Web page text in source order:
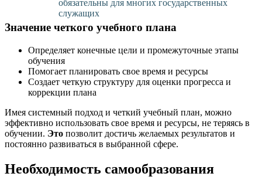
обязательны для многих государственных
служащих
Значение четкого учебного плана
Определяет конечные цели и промежуточные этапы
обучения
Помогает планировать свое время и ресурсы
Создает четкую структуру для оценки прогресса и
коррекции плана
Имея системный подход и четкий учебный план, можно
эффективно использовать свое время и ресурсы, не теряясь в
обучении. Это позволит достичь желаемых результатов и
постоянно развиваться в выбранной сфере.
Необходимость самообразования